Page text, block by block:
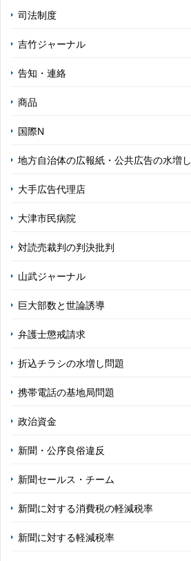
司法制度
吉竹ジャーナル
告知・連絡
商品
国際N
地方自治体の広報紙・公共広告の水増し
大手広告代理店
大津市民病院
対読売裁判の判決批判
山武ジャーナル
巨大部数と世論誘導
弁護士懲戒請求
折込チラシの水増し問題
携帯電話の基地局問題
政治資金
新聞・公序良俗違反
新聞セールス・チーム
新聞に対する消費税の軽減税率
新聞に対する軽減税率